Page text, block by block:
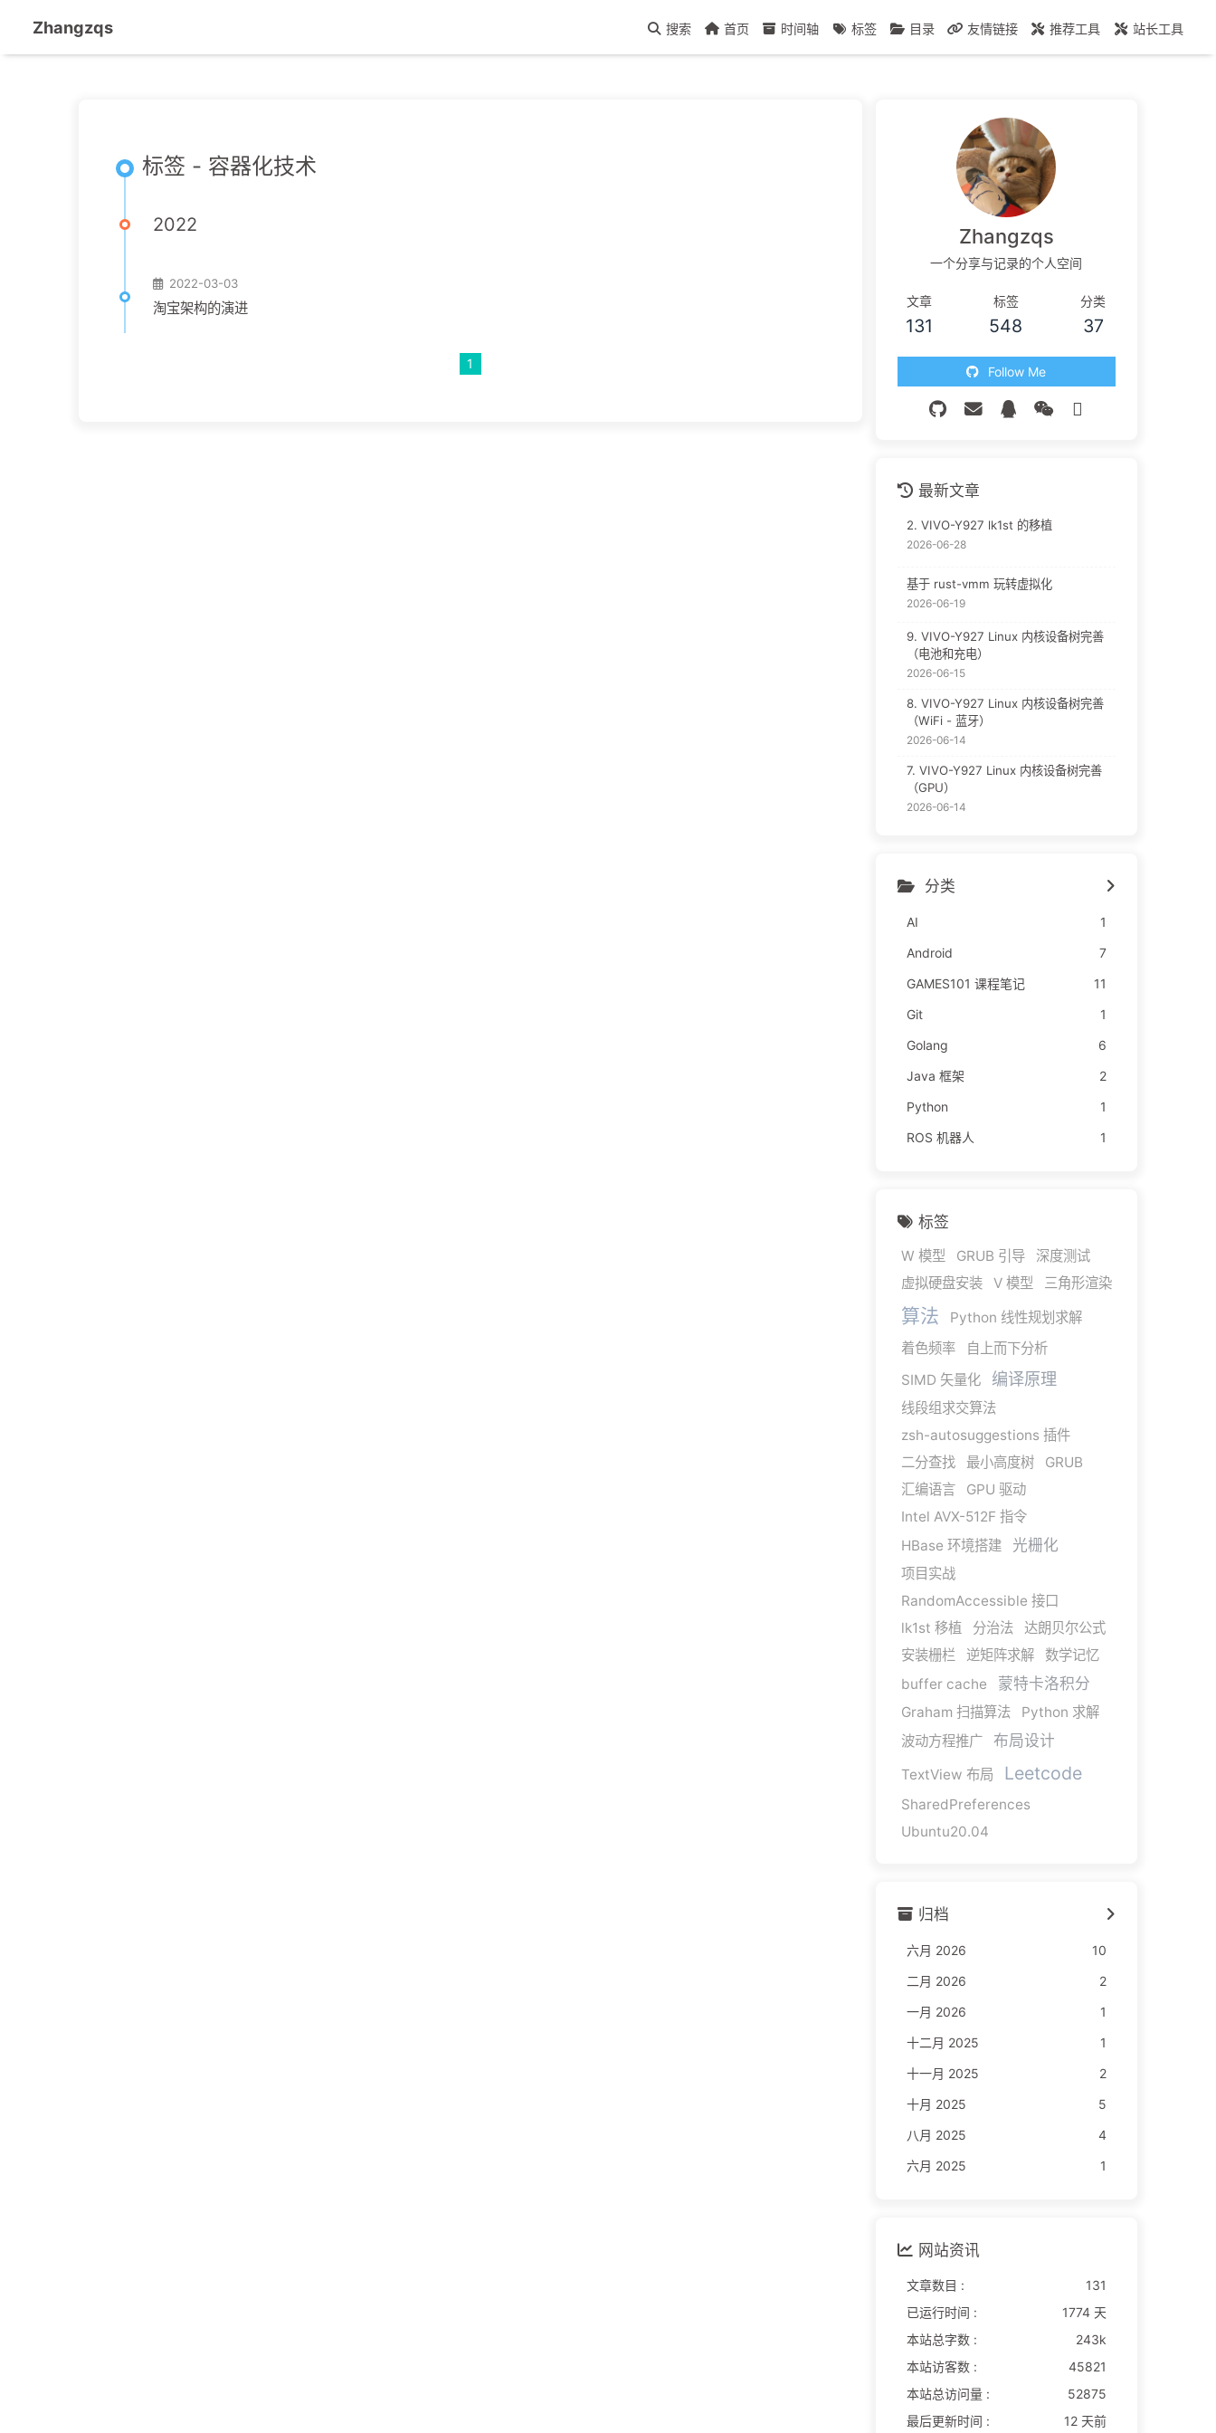
Zhangzqs 搜索 首页 时间轴 标签 目录 友情链接 推荐工具 站长工具
标签 - 容器化技术
2022
2022-03-03
淘宝架构的演进
1
Zhangzqs
一个分享与记录的个人空间
文章
131
标签
548
分类
37
Follow Me
最新文章
2. VIVO-Y927 lk1st 的移植
2026-06-28
基于 rust-vmm 玩转虚拟化
2026-06-19
9. VIVO-Y927 Linux 内核设备树完善
（电池和充电）
2026-06-15
8. VIVO-Y927 Linux 内核设备树完善
（WiFi - 蓝牙）
2026-06-14
7. VIVO-Y927 Linux 内核设备树完善
（GPU）
2026-06-14
分类
AI
1
Android
7
GAMES101 课程笔记
11
Git
1
Golang
6
Java 框架
2
Python
1
ROS 机器人
1
标签
W 模型 GRUB 引导
深度测试
虚拟硬盘安装
V 模型 三角形渲染
算法
Python 线性规划求解
着色频率
自上而下分析
SIMD 矢量化
编译原理
线段组求交算法
zsh-autosuggestions 插件
二分查找
最小高度树
GRUB
汇编语言
GPU 驱动
Intel AVX-512F 指令
HBase 环境搭建
光栅化
项目实战
RandomAccessible 接口
lk1st 移植
分治法
达朗贝尔公式
安装栅栏
逆矩阵求解
数学记忆
buffer cache
蒙特卡洛积分
Graham 扫描算法
Python 求解
波动方程推广
布局设计
TextView 布局 Leetcode
SharedPreferences
Ubuntu20.04
归档
六月 2026
10
二月 2026
2
一月 2026
1
十二月 2025
1
十一月 2025
2
十月 2025
5
八月 2025
4
六月 2025
1
网站资讯
文章数目 :
131
已运行时间 :
1774 天
本站总字数 :
243k
本站访客数 :
45821
本站总访问量 :
52875
最后更新时间 :
12 天前